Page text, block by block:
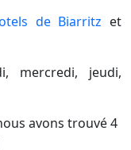
de Biarritz et
mercredi, jeudi,
avons trouvé 4